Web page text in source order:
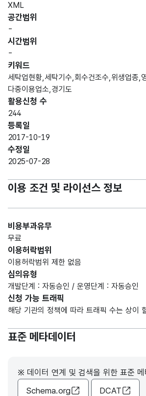
XML
공간범위
-
시간범위
-
키워드
세탁업현황,세탁기수,회수건조수,위생업종,
다중이용업소,경기도
활용신청 수
244
등록일
2017-10-19
수정일
2025-07-28
이용 조건 및 라이선스 정보
비용부과유무
무료
이용허락범위
이용허락범위 제한 없음
심의유형
개발단계 : 자동승인 / 운영단계 : 자동승인
신청 가능 트래픽
해당 기관의 정책에 따라 트래픽 수는 상이
표준 메타데이터
※ 데이터 연계 및 검색을 위한 표준 메
Schema.org
DCAT